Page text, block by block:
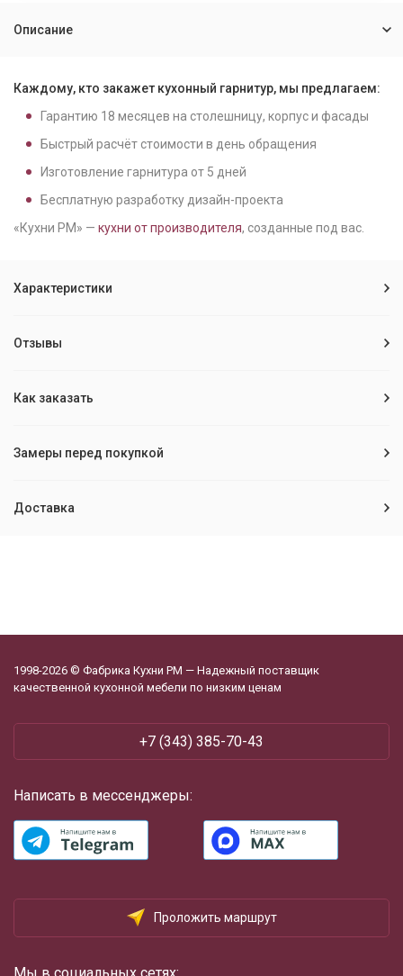
Описание
Каждому, кто закажет кухонный гарнитур, мы предлагаем:
Гарантию 18 месяцев на столешницу, корпус и фасады
Быстрый расчёт стоимости в день обращения
Изготовление гарнитура от 5 дней
Бесплатную разработку дизайн-проекта
«Кухни РМ» — кухни от производителя, созданные под вас.
Характеристики
Отзывы
Как заказать
Замеры перед покупкой
Доставка
1998-2026 © Фабрика Кухни РМ — Надежный поставщик
качественной кухонной мебели по низким ценам
+7 (343) 385-70-43
Написать в мессенджеры:
Проложить маршрут